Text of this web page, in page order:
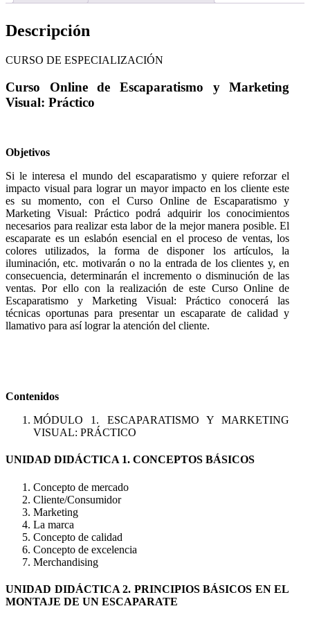
Descripción
CURSO DE ESPECIALIZACIÓN
Curso Online de Escaparatismo y Marketing
Visual: Práctico
Objetivos
Si le interesa el mundo del escaparatismo y quiere reforzar el
impacto visual para lograr un mayor impacto en los cliente este
es su momento, con el Curso Online de Escaparatismo y
Marketing Visual: Práctico podrá adquirir los conocimientos
necesarios para realizar esta labor de la mejor manera posible. El
escaparate es un eslabón esencial en el proceso de ventas, los
colores utilizados, la forma de disponer los artículos, la
iluminación, etc. motivarán o no la entrada de los clientes y, en
consecuencia, determinarán el incremento o disminución de las
ventas. Por ello con la realización de este Curso Online de
Escaparatismo y Marketing Visual: Práctico conocerá las
técnicas oportunas para presentar un escaparate de calidad y
llamativo para así lograr la atención del cliente.
Contenidos
MÓDULO 1. ESCAPARATISMO Y MARKETING
VISUAL: PRÁCTICO
UNIDAD DIDÁCTICA 1. CONCEPTOS BÁSICOS
Concepto de mercado
Cliente/Consumidor
Marketing
La marca
Concepto de calidad
Concepto de excelencia
Merchandising
UNIDAD DIDÁCTICA 2. PRINCIPIOS BÁSICOS EN EL
MONTAJE DE UN ESCAPARATE